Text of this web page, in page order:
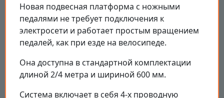
Новая подвесная платформа с ножными
педалями не требует подключения к
электросети и работает простым вращением
педалей, как при езде на велосипеде.
Она доступна в стандартной комплектации
длиной 2/4 метра и шириной 600 мм.
Система включает в себя 4-х проводную